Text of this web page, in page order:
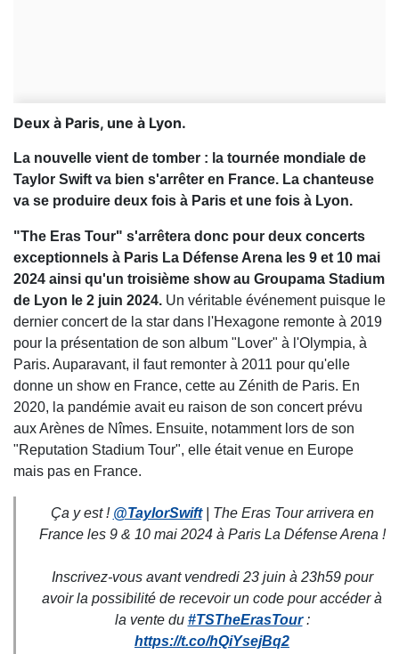
Deux à Paris, une à Lyon.
La nouvelle vient de tomber : la tournée mondiale de
Taylor Swift va bien s'arrêter en France. La chanteuse
va se produire deux fois à Paris et une fois à Lyon.
"The Eras Tour" s'arrêtera donc pour deux concerts
exceptionnels à Paris La Défense Arena les 9 et 10 mai
2024 ainsi qu'un troisième show au Groupama Stadium
de Lyon le 2 juin 2024. Un véritable événement puisque le
dernier concert de la star dans l'Hexagone remonte à 2019
pour la présentation de son album "Lover" à l'Olympia, à
Paris. Auparavant, il faut remonter à 2011 pour qu'elle
donne un show en France, cette au Zénith de Paris. En
2020, la pandémie avait eu raison de son concert prévu
aux Arènes de Nîmes. Ensuite, notamment lors de son
"Reputation Stadium Tour", elle était venue en Europe
mais pas en France.
Ça y est ! @TaylorSwift| The Eras Tour arrivera en
France les 9 & 10 mai 2024 à Paris La Défense Arena !
Inscrivez-vous avant vendredi 23 juin à 23h59 pour
avoir la possibilité de recevoir un code pour accéder à
la vente du #TSTheErasTour:
https://t.co/hQiYsejBq2